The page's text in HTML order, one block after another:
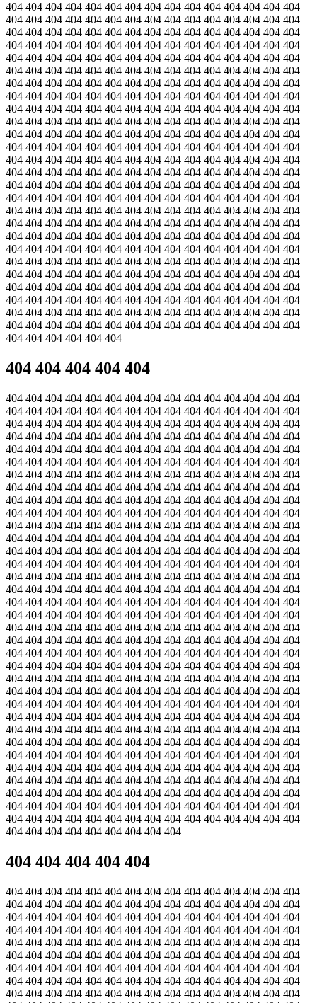
404 404 404 404 404 404 404 404 404 404 404 404 404 404 404
404 404 404 404 404 404 404 404 404 404 404 404 404 404 404
404 404 404 404 404 404 404 404 404 404 404 404 404 404 404
404 404 404 404 404 404 404 404 404 404 404 404 404 404 404
404 404 404 404 404 404 404 404 404 404 404 404 404 404 404
404 404 404 404 404 404 404 404 404 404 404 404 404 404 404
404 404 404 404 404 404 404 404 404 404 404 404 404 404 404
404 404 404 404 404 404 404 404 404 404 404 404 404 404 404
404 404 404 404 404 404 404 404 404 404 404 404 404 404 404
404 404 404 404 404 404 404 404 404 404 404 404 404 404 404
404 404 404 404 404 404 404 404 404 404 404 404 404 404 404
404 404 404 404 404 404 404 404 404 404 404 404 404 404 404
404 404 404 404 404 404 404 404 404 404 404 404 404 404 404
404 404 404 404 404 404 404 404 404 404 404 404 404 404 404
404 404 404 404 404 404 404 404 404 404 404 404 404 404 404
404 404 404 404 404 404 404 404 404 404 404 404 404 404 404
404 404 404 404 404 404 404 404 404 404 404 404 404 404 404
404 404 404 404 404 404 404 404 404 404 404 404 404 404 404
404 404 404 404 404 404 404 404 404 404 404 404 404 404 404
404 404 404 404 404 404 404 404 404 404 404 404 404 404 404
404 404 404 404 404 404 404 404 404 404 404 404 404 404 404
404 404 404 404 404 404 404 404 404 404 404 404 404 404 404
404 404 404 404 404 404 404 404 404 404 404 404 404 404 404
404 404 404 404 404 404 404 404 404 404 404 404 404 404 404
404 404 404 404 404 404 404 404 404 404 404 404 404 404 404
404 404 404 404 404 404 404 404 404 404 404 404 404 404 404
404 404 404 404 404 404
404 404 404 404 404
404 404 404 404 404 404 404 404 404 404 404 404 404 404 404
404 404 404 404 404 404 404 404 404 404 404 404 404 404 404
404 404 404 404 404 404 404 404 404 404 404 404 404 404 404
404 404 404 404 404 404 404 404 404 404 404 404 404 404 404
404 404 404 404 404 404 404 404 404 404 404 404 404 404 404
404 404 404 404 404 404 404 404 404 404 404 404 404 404 404
404 404 404 404 404 404 404 404 404 404 404 404 404 404 404
404 404 404 404 404 404 404 404 404 404 404 404 404 404 404
404 404 404 404 404 404 404 404 404 404 404 404 404 404 404
404 404 404 404 404 404 404 404 404 404 404 404 404 404 404
404 404 404 404 404 404 404 404 404 404 404 404 404 404 404
404 404 404 404 404 404 404 404 404 404 404 404 404 404 404
404 404 404 404 404 404 404 404 404 404 404 404 404 404 404
404 404 404 404 404 404 404 404 404 404 404 404 404 404 404
404 404 404 404 404 404 404 404 404 404 404 404 404 404 404
404 404 404 404 404 404 404 404 404 404 404 404 404 404 404
404 404 404 404 404 404 404 404 404 404 404 404 404 404 404
404 404 404 404 404 404 404 404 404 404 404 404 404 404 404
404 404 404 404 404 404 404 404 404 404 404 404 404 404 404
404 404 404 404 404 404 404 404 404 404 404 404 404 404 404
404 404 404 404 404 404 404 404 404 404 404 404 404 404 404
404 404 404 404 404 404 404 404 404 404 404 404 404 404 404
404 404 404 404 404 404 404 404 404 404 404 404 404 404 404
404 404 404 404 404 404 404 404 404 404 404 404 404 404 404
404 404 404 404 404 404 404 404 404 404 404 404 404 404 404
404 404 404 404 404 404 404 404 404 404 404 404 404 404 404
404 404 404 404 404 404 404 404 404 404 404 404 404 404 404
404 404 404 404 404 404 404 404 404 404 404 404 404 404 404
404 404 404 404 404 404 404 404 404 404 404 404 404 404 404
404 404 404 404 404 404 404 404 404 404 404 404 404 404 404
404 404 404 404 404 404 404 404 404 404 404 404 404 404 404
404 404 404 404 404 404 404 404 404 404 404 404 404 404 404
404 404 404 404 404 404 404 404 404 404 404 404 404 404 404
404 404 404 404 404 404 404 404 404 404 404 404 404 404 404
404 404 404 404 404 404 404 404 404
404 404 404 404 404
404 404 404 404 404 404 404 404 404 404 404 404 404 404 404
404 404 404 404 404 404 404 404 404 404 404 404 404 404 404
404 404 404 404 404 404 404 404 404 404 404 404 404 404 404
404 404 404 404 404 404 404 404 404 404 404 404 404 404 404
404 404 404 404 404 404 404 404 404 404 404 404 404 404 404
404 404 404 404 404 404 404 404 404 404 404 404 404 404 404
404 404 404 404 404 404 404 404 404 404 404 404 404 404 404
404 404 404 404 404 404 404 404 404 404 404 404 404 404 404
404 404 404 404 404 404 404 404 404 404 404 404 404 404 404